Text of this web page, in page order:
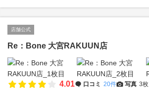
店舗公式
Re：Bone 大宮RAKUUN店
4.01 口コミ 20件 写真 3枚